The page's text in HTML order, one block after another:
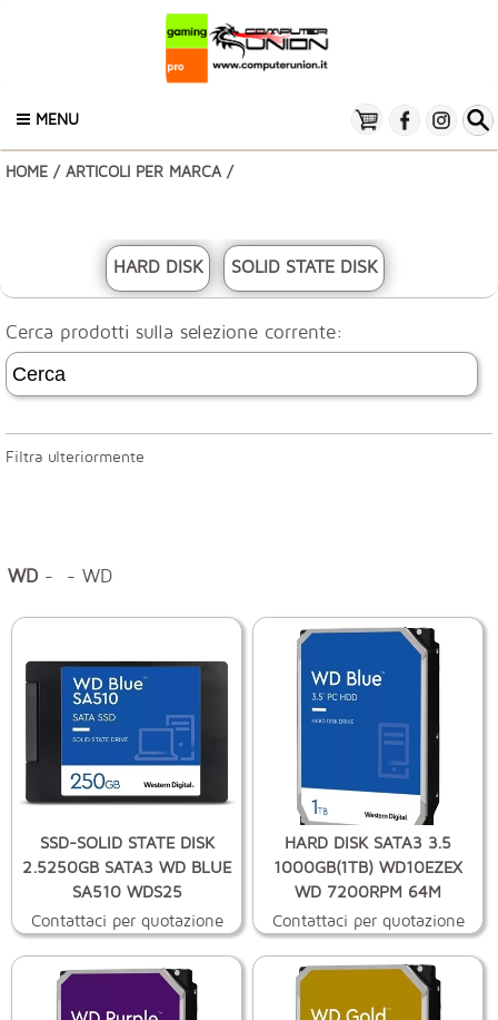
MENU
HOME / ARTICOLI PER MARCA /
HARD DISK SOLID STATE DISK
Cerca prodotti sulla selezione corrente:
Filtra ulteriormente
WD - - WD
SSD-SOLID STATE DISK
2.5250GB SATA3 WD BLUE
SA510 WDS25
Contattaci per quotazione
HARD DISK SATA3 3.5
1000GB(1TB) WD10EZEX
WD 7200RPM 64M
Contattaci per quotazione